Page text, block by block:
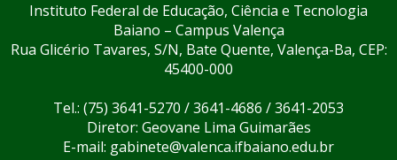
Instituto Federal de Educação, Ciência e Tecnologia
Baiano – Campus Valença
Rua Glicério Tavares, S/N, Bate Quente, Valença-Ba, CEP:
45400-000
Tel.: (75) 3641-5270 / 3641-4686 / 3641-2053
Diretor: Geovane Lima Guimarães
E-mail: gabinete@valenca.ifbaiano.edu.br